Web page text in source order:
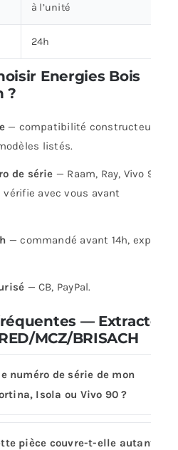
à l’unité
24h
Energies Bois
?
— compatibilité constructeur
listés.
de série — Raam, Ray, Vivo 90,
vérifie avec vous avant
— commandé avant 14h, expédié
— CB, PayPal.
— Extracteur
MCZ/BRISACH
numéro de série de mon
Isola ou Vivo 90 ?
pièce couvre-t-elle autant